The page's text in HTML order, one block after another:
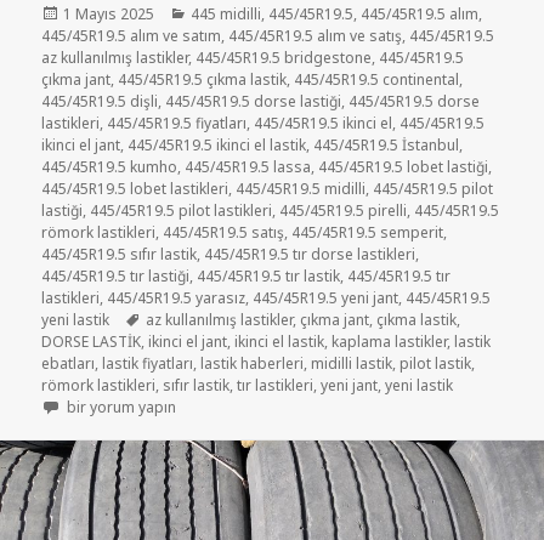
Yayın
tarihi
1 Mayıs 2025 Kategoriler
445 midilli, 445/45R19.5, 445/45R19.5 alım,
445/45R19.5 alım ve satım, 445/45R19.5 alım ve satış, 445/45R19.5
az kullanılmış lastikler, 445/45R19.5 bridgestone, 445/45R19.5
çıkma jant, 445/45R19.5 çıkma lastik, 445/45R19.5 continental,
445/45R19.5 dişli, 445/45R19.5 dorse lastiği, 445/45R19.5 dorse
lastikleri, 445/45R19.5 fiyatları, 445/45R19.5 ikinci el, 445/45R19.5
ikinci el jant, 445/45R19.5 ikinci el lastik, 445/45R19.5 İstanbul,
445/45R19.5 kumho, 445/45R19.5 lassa, 445/45R19.5 lobet lastiği,
445/45R19.5 lobet lastikleri, 445/45R19.5 midilli, 445/45R19.5 pilot
lastiği, 445/45R19.5 pilot lastikleri, 445/45R19.5 pirelli, 445/45R19.5
römork lastikleri, 445/45R19.5 satış, 445/45R19.5 semperit,
445/45R19.5 sıfır lastik, 445/45R19.5 tır dorse lastikleri,
445/45R19.5 tır lastiği, 445/45R19.5 tır lastik, 445/45R19.5 tır
lastikleri, 445/45R19.5 yarasız, 445/45R19.5 yeni jant, 445/45R19.5
yeni lastik
Etiketler
az kullanılmış lastikler, çıkma jant, çıkma lastik,
DORSE LASTİK, ikinci el jant, ikinci el lastik, kaplama lastikler, lastik
ebatları, lastik fiyatları, lastik haberleri, midilli lastik, pilot lastik,
römork lastikleri, sıfır lastik,tır lastikleri,yeni jant,yeni lastik
445 45R19.5 ÇIKMA MİDİLLİ LASTİKLER için
bir yorum yapın